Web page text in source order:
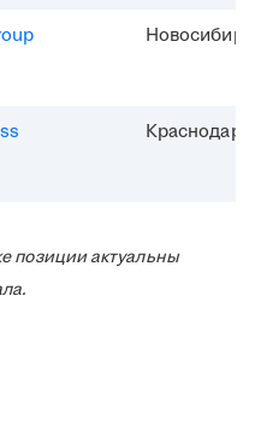
Краснодар
позиции актуальны